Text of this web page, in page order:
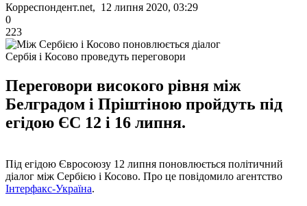
Корреспондент.net, 12 липня 2020, 03:29
0
223
Сербія і Косово проведуть переговори
Переговори високого рівня між
Белградом і Пріштіною пройдуть під
егідою ЄС 12 і 16 липня.
Під егідою Євросоюзу 12 липня поновлюється політичний
діалог між Сербією і Косово. Про це повідомило агентство
Інтерфакс-Україна.